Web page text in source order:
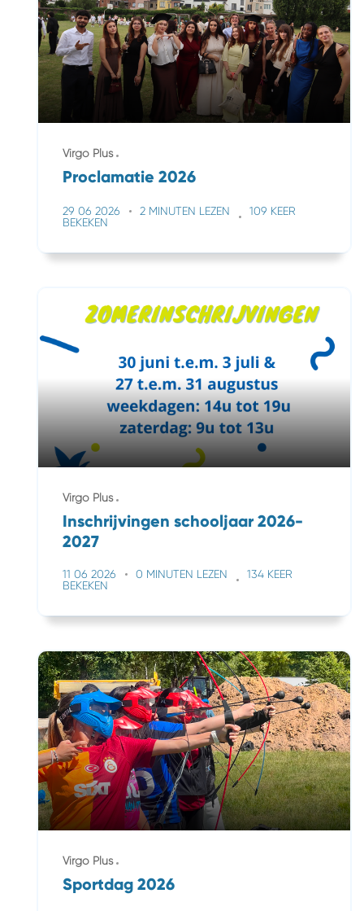
Virgo Plus
Proclamatie 2026
29 06 2026 2 MINUTEN LEZEN
109 KEER
BEKEKEN
Virgo Plus
Inschrijvingen schooljaar 2026-
2027
11 06 2026 0 MINUTEN LEZEN
134 KEER
BEKEKEN
Virgo Plus
Sportdag 2026